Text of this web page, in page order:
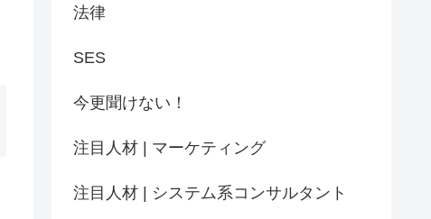
法律
SES
今更聞けない！
注目人材 | マーケティング
注目人材 | システム系コンサルタント